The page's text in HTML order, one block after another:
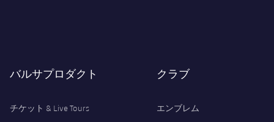
バルサプロダクト
チケット & Live Tours
クラブ
エンブレム